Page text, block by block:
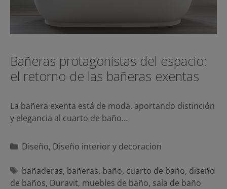
Bañeras protagonistas del espacio:
el retorno de las bañeras exentas
La bañera exenta está de moda, aportando distinción
y elegancia al cuarto de baño…
Categorías
Diseño, Diseño interior y decoracion
Etiquetas
bañaderas, bañeras, baño, cuarto de baño, diseño
de baños, Duravit, muebles de baño, sala de baño